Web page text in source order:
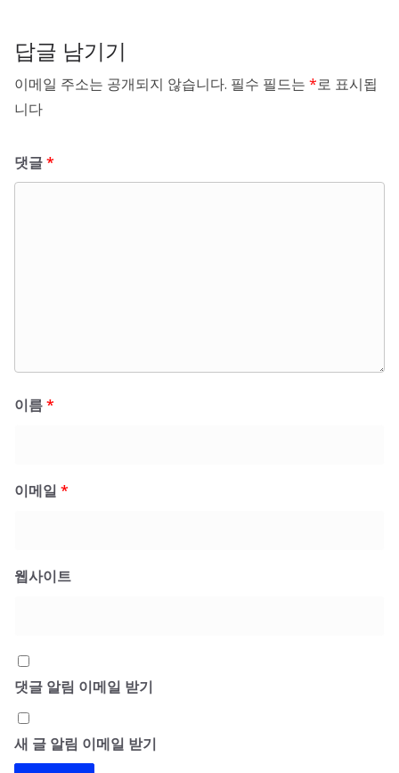
답글 남기기
이메일 주소는 공개되지 않습니다. 필수 필드는 *로 표시됩
니다
댓글*
이름*
이메일 *
웹사이트
댓글 알림 이메일 받기
새 글 알림 이메일 받기